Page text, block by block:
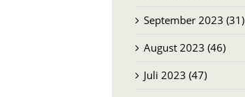
September 2023 (31)
August 2023 (46)
Juli 2023 (47)